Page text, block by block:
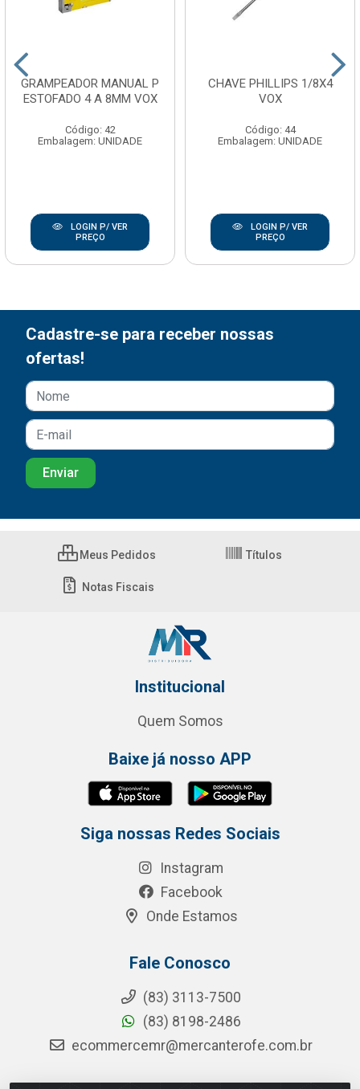
GRAMPEADOR MANUAL P
ESTOFADO 4 A 8MM VOX
Código: 42
Embalagem: UNIDADE
LOGIN P/ VER
PREÇO
CHAVE PHILLIPS 1/8X4
VOX
Código: 44
Embalagem: UNIDADE
LOGIN P/ VER
PREÇO
Cadastre-se para receber nossas
ofertas!
Meus Pedidos Títulos
Notas Fiscais
Institucional
Quem Somos
Baixe já nosso APP
Siga nossas Redes Sociais
Instagram
Facebook
Onde Estamos
Fale Conosco
(83) 3113-7500
(83) 8198-2486
ecommercemr@mercanterofe.com.br